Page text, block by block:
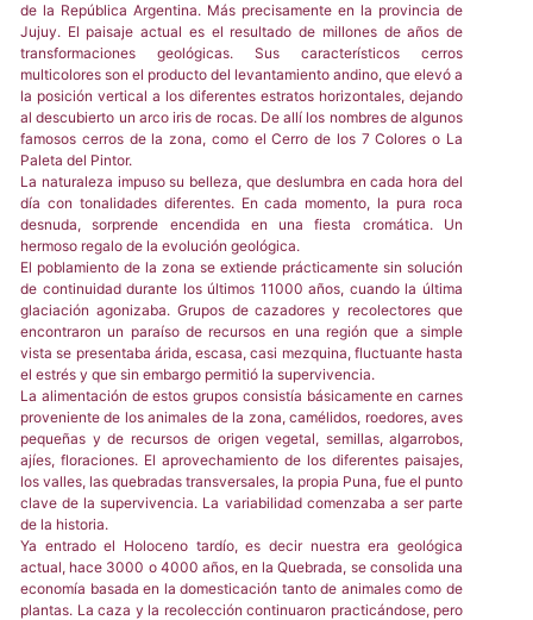
de la República Argentina. Más precisamente en la provincia de
Jujuy. El paisaje actual es el resultado de millones de años de
transformaciones geológicas. Sus característicos cerros
multicolores son el producto del levantamiento andino, que elevó a
la posición vertical a los diferentes estratos horizontales, dejando
al descubierto un arco iris de rocas. De allí los nombres de algunos
famosos cerros de la zona, como el Cerro de los 7 Colores o La
Paleta del Pintor.
La naturaleza impuso su belleza, que deslumbra en cada hora del
día con tonalidades diferentes. En cada momento, la pura roca
desnuda, sorprende encendida en una fiesta cromática. Un
hermoso regalo de la evolución geológica.
El poblamiento de la zona se extiende prácticamente sin solución
de continuidad durante los últimos 11000 años, cuando la última
glaciación agonizaba. Grupos de cazadores y recolectores que
encontraron un paraíso de recursos en una región que a simple
vista se presentaba árida, escasa, casi mezquina, fluctuante hasta
el estrés y que sin embargo permitió la supervivencia.
La alimentación de estos grupos consistía básicamente en carnes
proveniente de los animales de la zona, camélidos, roedores, aves
pequeñas y de recursos de origen vegetal, semillas, algarrobos,
ajíes, floraciones. El aprovechamiento de los diferentes paisajes,
los valles, las quebradas transversales, la propia Puna, fue el punto
clave de la supervivencia. La variabilidad comenzaba a ser parte
de la historia.
Ya entrado el Holoceno tardío, es decir nuestra era geológica
actual, hace 3000 o 4000 años, en la Quebrada, se consolida una
economía basada en la domesticación tanto de animales como de
plantas. La caza y la recolección continuaron practicándose, pero